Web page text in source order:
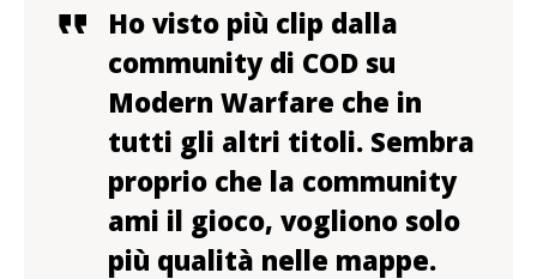
Ho visto più clip dalla
community di COD su
Modern Warfare che in
tutti gli altri titoli. Sembra
proprio che la community
ami il gioco, vogliono solo
più qualità nelle mappe.